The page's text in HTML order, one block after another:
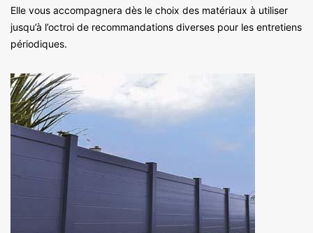
Elle vous accompagnera dès le choix des matériaux à utiliser
jusqu’à l’octroi de recommandations diverses pour les entretiens
périodiques.